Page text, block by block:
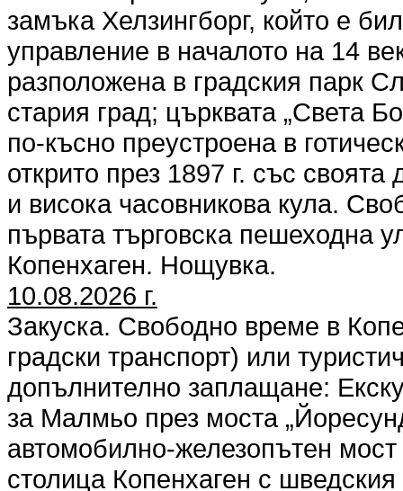
замъка Хелзингборг, който е
управление в началото на 14
разположена в градския парк
стария град; църквата „Света
по-късно преустроена в
открито през 1897 г. със
и висока часовникова кула.
първата търговска пешеходна
Копенхаген. Нощувка.
10.08.2026 г.
Закуска. Свободно време в
градски транспорт) или
допълнително заплащане:
за Малмьо през моста
автомобилно-железопътен
столица Копенхаген с